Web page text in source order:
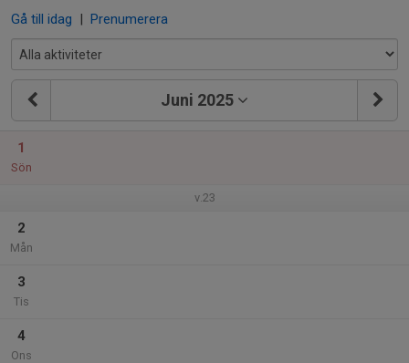
Gå till idag | Prenumerera
Juni 2025
1
Sön
v.23
2
Mån
3
Tis
4
Ons